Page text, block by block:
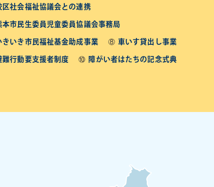
区社会福祉協議会との連携
本市民生委員児童委員協議会事務局
きいき市民福祉基金助成事業
車いす貸出し事業
難行動要支援者制度
障がい者はたちの記念式典